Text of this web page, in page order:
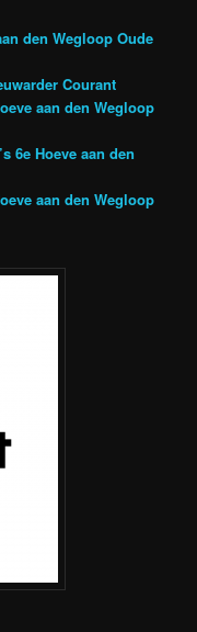
den Wegloop Oude
Courant
aan den Wegloop
6e Hoeve aan den
aan den Wegloop